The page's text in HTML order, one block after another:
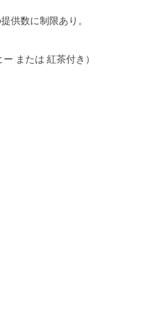
供数に制限あり。
または 紅茶付き）